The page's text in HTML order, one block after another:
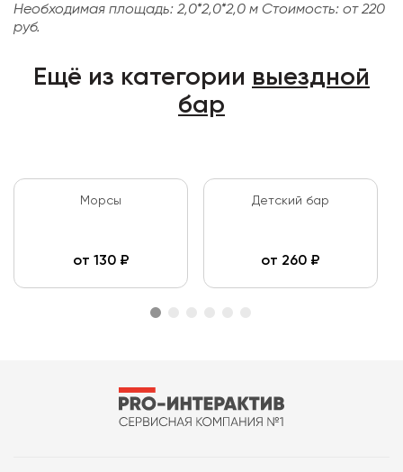
Необходимая площадь: 2,0*2,0*2,0 м Стоимость: от 220
руб.
Ещё из категории выездной
бар
Морсы
от 130₽
Детский бар
от 260 ₽